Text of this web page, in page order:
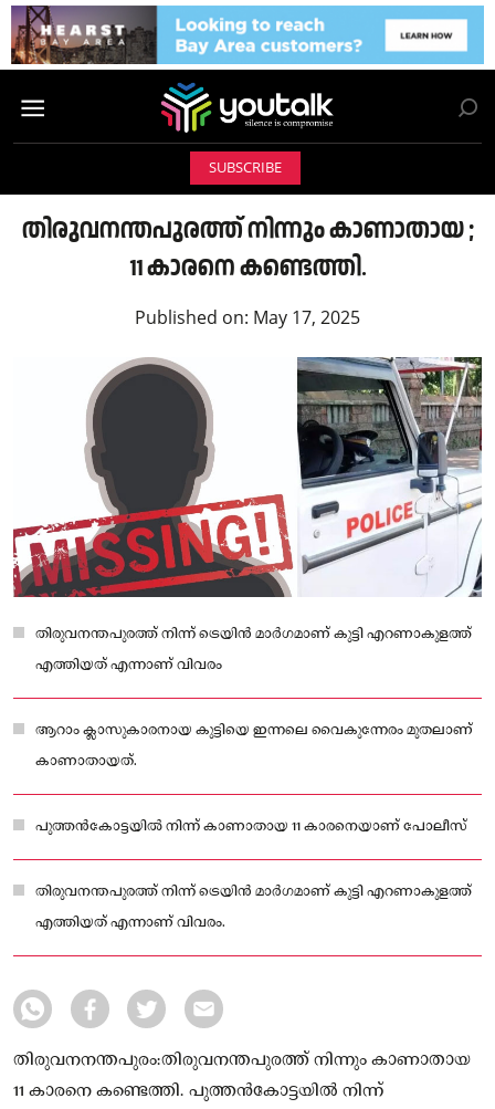
SUBSCRIBE
തിരുവനന്തപുരത്ത് നിന്നും കാണാതായ ;
11 കാരനെ കണ്ടെത്തി.
Published on: May 17, 2025
തിരുവനന്തപുരത്ത്‌ നിന്ന് ട്രെയിൻ മാർ​ഗമാണ് കുട്ടി എറണാകുളത്ത്
എത്തിയത് എന്നാണ് വിവരം
ആറാം ക്ലാസുകാരനായ കുട്ടിയെ ഇന്നലെ വൈകുന്നേരം മുതലാണ്
കാണാതായത്.
പുത്തൻകോട്ടയിൽ നിന്ന് കാണാതായ 11 കാരനെയാണ് പോലീസ്
തിരുവനന്തപുരത്ത്‌ നിന്ന് ട്രെയിൻ മാർ​ഗമാണ് കുട്ടി എറണാകുളത്ത്
എത്തിയത് എന്നാണ് വിവരം.
തിരുവനനന്തപുരം:തിരുവനന്തപുരത്ത് നിന്നും കാണാതായ
11 കാരനെ കണ്ടെത്തി. പുത്തൻകോട്ടയിൽ നിന്ന്